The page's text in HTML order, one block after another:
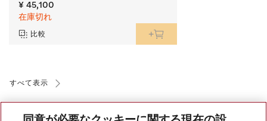
¥ 45,100
在庫切れ
比較
すべて表示